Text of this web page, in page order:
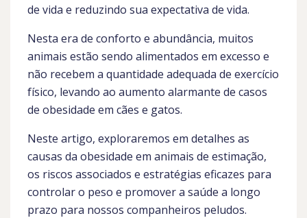
de vida e reduzindo sua expectativa de vida.
Nesta era de conforto e abundância, muitos
animais estão sendo alimentados em excesso e
não recebem a quantidade adequada de exercício
físico, levando ao aumento alarmante de casos
de obesidade em cães e gatos.
Neste artigo, exploraremos em detalhes as
causas da obesidade em animais de estimação,
os riscos associados e estratégias eficazes para
controlar o peso e promover a saúde a longo
prazo para nossos companheiros peludos.